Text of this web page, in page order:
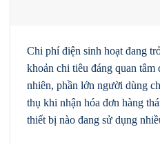
Chi phí điện sinh hoạt đang
khoản chi tiêu đáng quan
nhiên, phần lớn người dùng
thụ khi nhận hóa đơn hàng
thiết bị nào đang sử dụng